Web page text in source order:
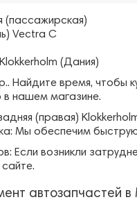
(пассажирская)
Vectra C
(Дания)
Найдите время, чтобы
нашем магазине.
(правая)
Мы обеспечим
Если возникли
автозапчастей в